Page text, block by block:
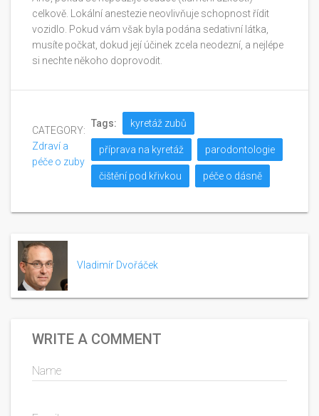
celkově. Lokální anestezie neovlivňuje schopnost řídit
vozidlo. Pokud vám však byla podána sedativní látka,
musíte počkat, dokud její účinek zcela neodezní, a nejlépe
si nechte někoho doprovodit.
CATEGORY:
Zdraví a
péče o zuby
Tags: kyretáž zubů
příprava na kyretáž parodontologie
čištění pod křivkou péče o dásně
Vladimír Dvořáček
WRITE A COMMENT
Name